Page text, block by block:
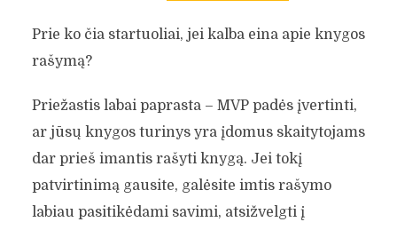
Prie ko čia startuoliai, jei kalba eina apie knygos
rašymą?
Priežastis labai paprasta – MVP padės įvertinti,
ar jūsų knygos turinys yra įdomus skaitytojams
dar prieš imantis rašyti knygą. Jei tokį
patvirtinimą gausite, galėsite imtis rašymo
labiau pasitikėdami savimi, atsižvelgti į